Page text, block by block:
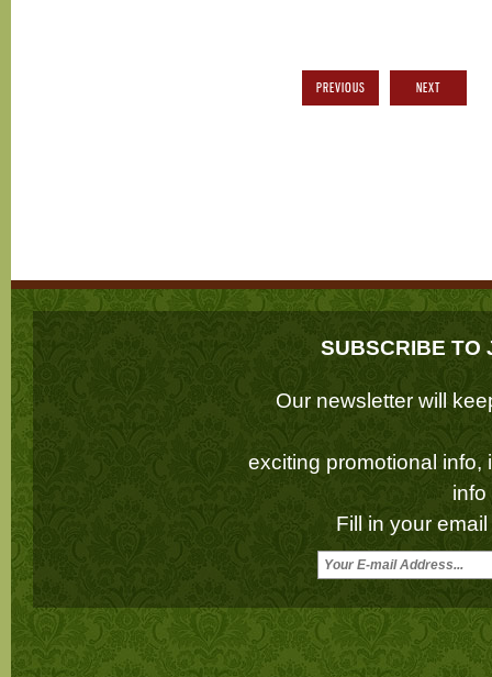
PREVIOUS NEXT
SUBSCRIBE TO
Our newsletter will
exciting promotional info,
info
Fill in your